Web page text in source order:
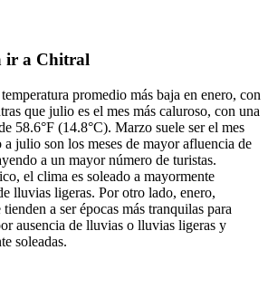
ir a Chitral
promedio más baja en enero, con
que julio es el mes más caluroso, con una
58.6°F (14.8°C). Marzo suele ser el mes
julio son los meses de mayor afluencia de
a un mayor número de turistas.
el clima es soleado a mayormente
lluvias ligeras. Por otro lado, enero,
a ser épocas más tranquilas para
ausencia de lluvias o lluvias ligeras y
soleadas.